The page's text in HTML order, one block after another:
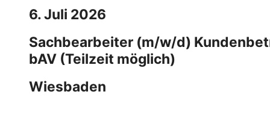
6. Juli 2026
Sachbearbeiter (m/w/d)
bAV (Teilzeit möglich)
Wiesbaden